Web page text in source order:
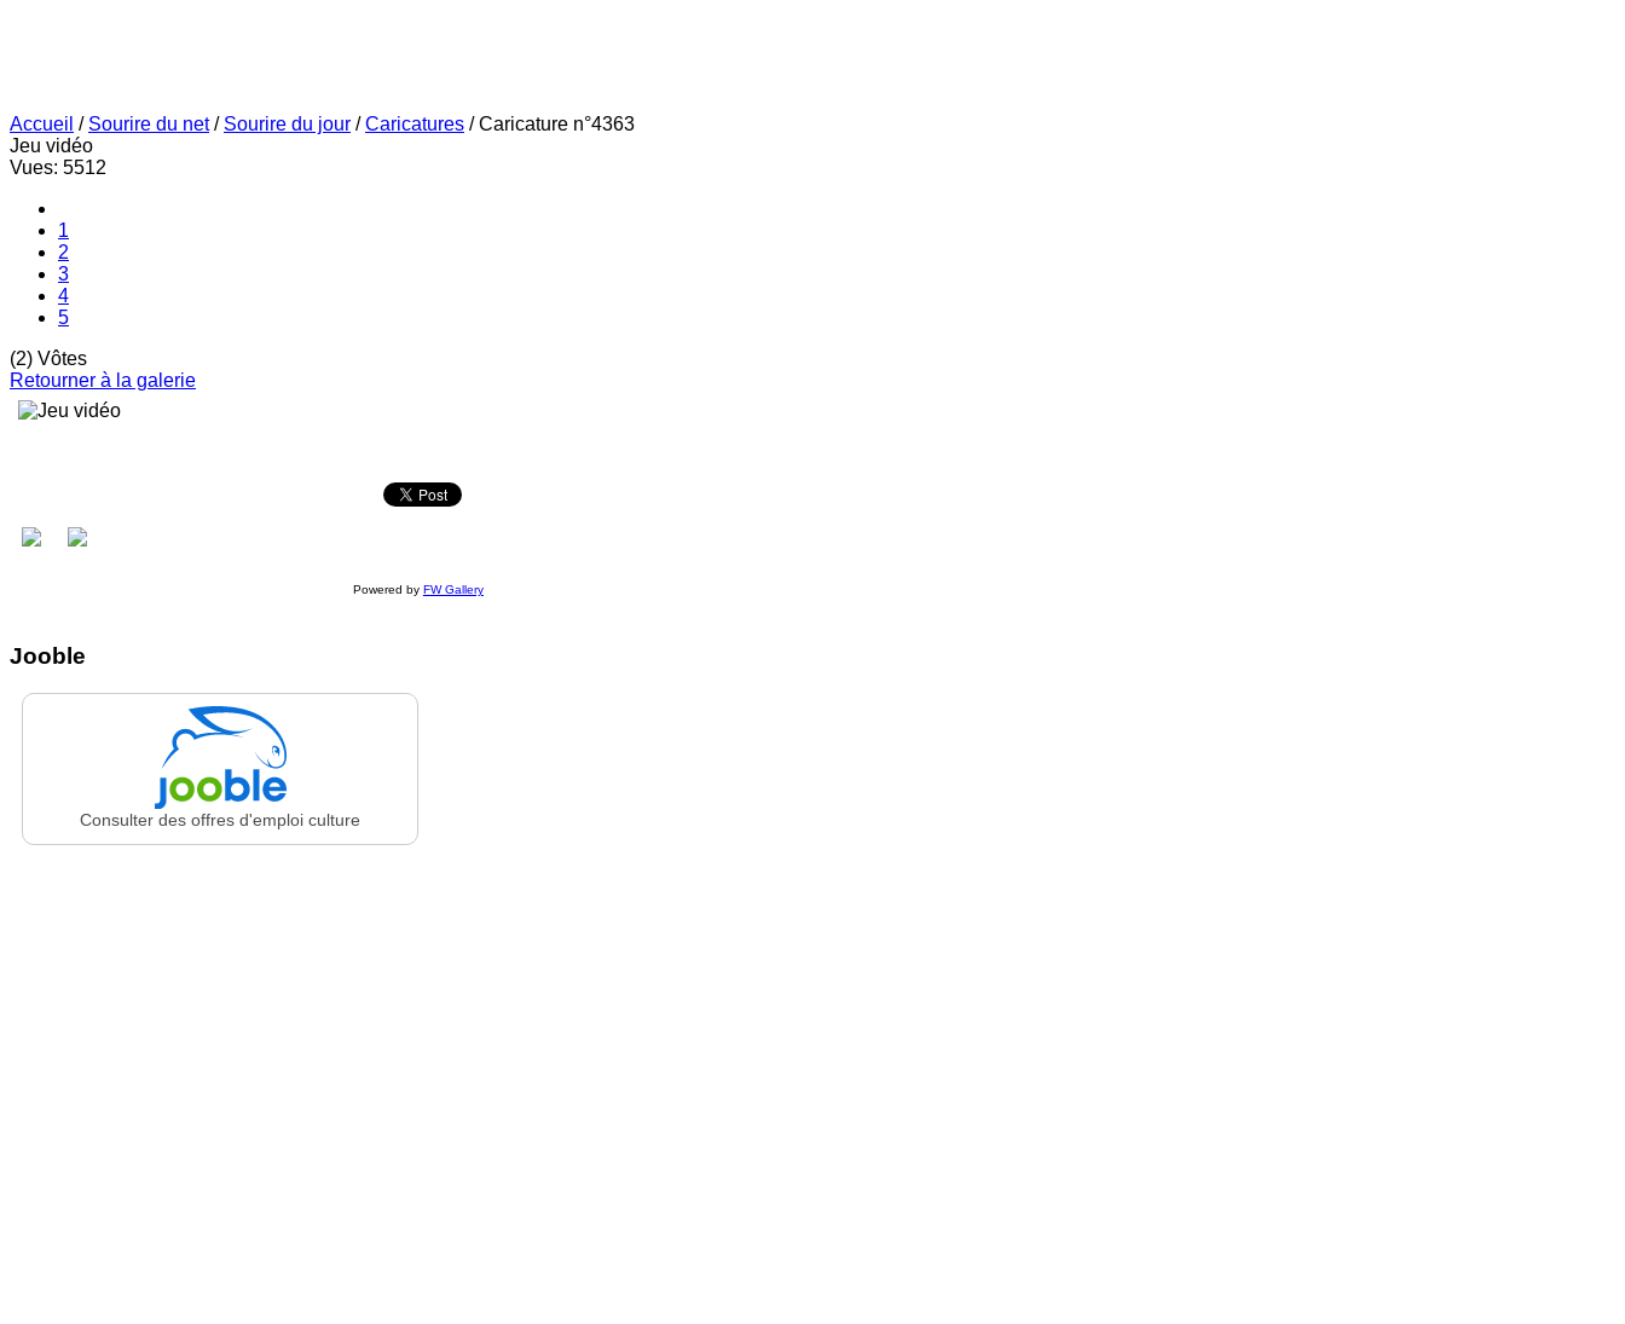
Accueil / Sourire du net / Sourire du jour /Caricatures /Caricature n°4363
Jeu vidéo
Vues: 5512
1
2
3
4
5
(2) Vôtes
Retourner à la galerie
Powered by FW Gallery
Jooble
Consulter des offres d'emploi culture